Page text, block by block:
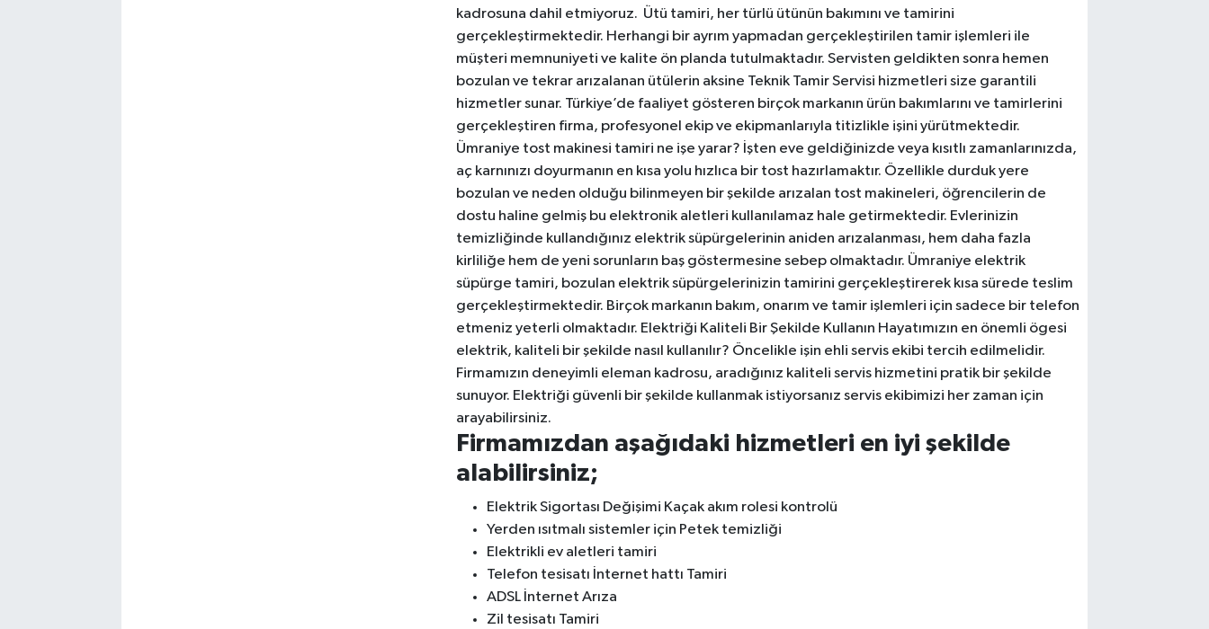
kadrosuna dahil etmiyoruz. Ütü tamiri, her türlü ütünün bakımını ve tamirini
gerçekleştirmektedir. Herhangi bir ayrım yapmadan gerçekleştirilen tamir işlemleri ile
müşteri memnuniyeti ve kalite ön planda tutulmaktadır. Servisten geldikten sonra hemen
bozulan ve tekrar arızalanan ütülerin aksine Teknik Tamir Servisi hizmetleri size garantili
hizmetler sunar. Türkiye’de faaliyet gösteren birçok markanın ürün bakımlarını ve tamirlerini
gerçekleştiren firma, profesyonel ekip ve ekipmanlarıyla titizlikle işini yürütmektedir.
Ümraniye tost makinesi tamiri ne işe yarar? İşten eve geldiğinizde veya kısıtlı zamanlarınızda,
aç karnınızı doyurmanın en kısa yolu hızlıca bir tost hazırlamaktır. Özellikle durduk yere
bozulan ve neden olduğu bilinmeyen bir şekilde arızalan tost makineleri, öğrencilerin de
dostu haline gelmiş bu elektronik aletleri kullanılamaz hale getirmektedir. Evlerinizin
temizliğinde kullandığınız elektrik süpürgelerinin aniden arızalanması, hem daha fazla
kirliliğe hem de yeni sorunların baş göstermesine sebep olmaktadır. Ümraniye elektrik
süpürge tamiri, bozulan elektrik süpürgelerinizin tamirini gerçekleştirerek kısa sürede teslim
gerçekleştirmektedir. Birçok markanın bakım, onarım ve tamir işlemleri için sadece bir telefon
etmeniz yeterli olmaktadır. Elektriği Kaliteli Bir Şekilde Kullanın Hayatımızın en önemli ögesi
elektrik, kaliteli bir şekilde nasıl kullanılır? Öncelikle işin ehli servis ekibi tercih edilmelidir.
Firmamızın deneyimli eleman kadrosu, aradığınız kaliteli servis hizmetini pratik bir şekilde
sunuyor. Elektriği güvenli bir şekilde kullanmak istiyorsanız servis ekibimizi her zaman için
arayabilirsiniz.
Firmamızdan aşağıdaki hizmetleri en iyi şekilde
alabilirsiniz;
Elektrik Sigortası Değişimi Kaçak akım rolesi kontrolü
Yerden ısıtmalı sistemler için Petek temizliği
Elektrikli ev aletleri tamiri
Telefon tesisatı İnternet hattı Tamiri
ADSL İnternet Arıza
Zil tesisatı Tamiri